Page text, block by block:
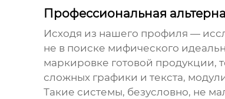
Профессиональная
Исходя из нашего профиля —
не в поиске мифического
маркировке готовой продукции,
сложных графики и текста,
Такие системы, безусловно, не